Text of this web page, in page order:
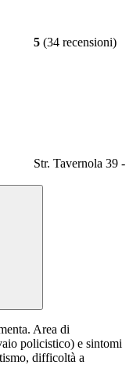
5 (34 recensioni)
Str. Tavernola 39 -
Area di
policistico) e sintomi
difficoltà a